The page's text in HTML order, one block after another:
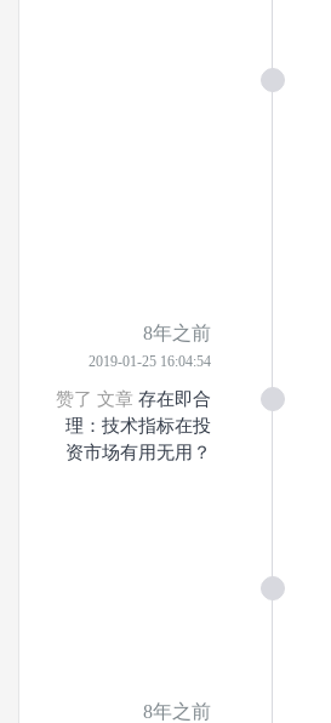
8年之前
2019-01-25 16:04:54
赞了 文章 存在即合
理：技术指标在投
资市场有用无用？
8年之前